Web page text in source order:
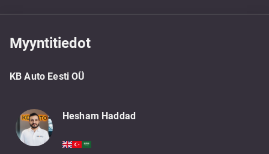
Myyntitiedot
KB Auto Eesti OÜ
Hesham Haddad